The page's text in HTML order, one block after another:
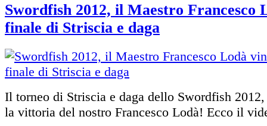
Swordfish 2012, il Maestro Francesco
finale di Striscia e daga
Il torneo di Striscia e daga dello Swordfish
la vittoria del nostro Francesco Lodà! Ecco il